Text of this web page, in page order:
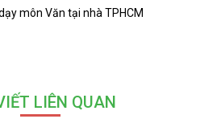
môn Văn tại nhà TPHCM
LIÊN QUAN